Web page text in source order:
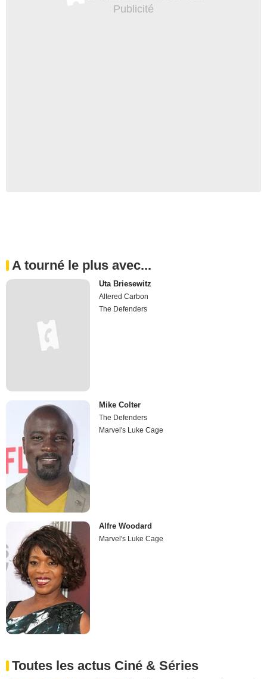
A tourné le plus avec...
Uta Briesewitz
Altered Carbon
The Defenders
Mike Colter
The Defenders
Marvel's Luke Cage
Alfre Woodard
Marvel's Luke Cage
Toutes les actus Ciné & Séries